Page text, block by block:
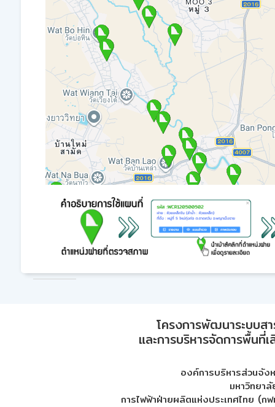
โครงการพัฒนาระบบส
และการบริหารจัดการพื้นที่
องค์การบริหารส่วนจัง
มหาวิทยา
การไฟฟ้าฝ่ายผลิตแห่งประเทศไทย (กฟ